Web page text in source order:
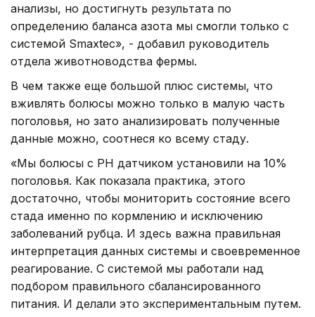
анализы, но достигнуть результата по
определению баланса азота мы смогли только с
системой Smaxtec», - добавил руководитель
отдела животноводства фермы.
В чем также еще большой плюс системы, что
вживлять болюсы можно только в малую часть
поголовья, но зато анализировать полученные
данные можно, соотнеся ко всему стаду.
«Мы болюсы с РH датчиком установили на 10%
поголовья. Как показала практика, этого
достаточно, чтобы мониторить состояние всего
стада именно по кормлению и исключению
заболеваний рубца. И здесь важна правильная
интерпретация данных системы и своевременное
реагирование. С системой мы работали над
подбором правильного сбалансированного
питания. И делали это экспериментальным путем.